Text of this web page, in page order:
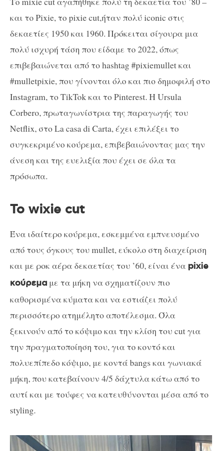
και το Pixie, το pixie cut,ήταν πολύ iconic στις
δεκαετίες 1950 και 1960. Πρόκειται σίγουρα μια
πολύ ισχυρή τάση που είδαμε το 2022, όπως
επιβεβαιώνεται από το hashtag #pixiemullet και
#mulletpixie, που γίνονται όλο και πιο δημοφιλή στο
Instagram, το TikTok και το Pinterest. Η Ursula
Corbero, πρωταγωνίστρια της παραγωγής του
Netflix, στο La casa di Carta, έχει επιλέξει το
συγκεκριμένο κούρεμα, επιβεβαιώνοντας μας την
άνεση και της ευελιξία που έχει σε όλα τα
πρόσωπα.
To wixie cut
Ένα ιδαίτερο κούρεμα, εσκεμμένα εμπνευσμένο
από τους όγκους του mullet, εύκολο στη διαχείριση
και με ροκ αέρα δεκαετίας του ’60, είναι ένα pixie
κούρεμα με τα μήκη να σχηματίζουν πιο
καθορισμένα κύματα και να εστιάζει πολύ
περισσότερο ατημέλητο αποτέλεσμα. Όλα
ξεκινούν από το κόψιμο και την κλίση του cut για
την πραγματοποίηση του, για το κοντό και
πολυεπίπεδο κόψιμο, με κοντά bangs και γωνιακά
μήκη, που κατεβαίνουν 4/5 δάχτυλα κάτω από το
αυτί και με τούφες να κατευθύνονται μέσα από το
styling.